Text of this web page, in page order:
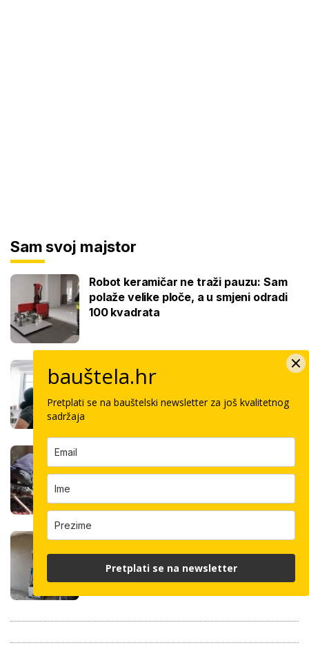
Sam svoj majstor
Robot keramičar ne traži pauzu: Sam
polaže velike ploče, a u smjeni odradi
100 kvadrata
Ovo je cijena kvadrata krečenja,
znamo i jeste li napravili dobro ako ste
čekali ljeto za ovaj posao
opcije, razlika je velika, evo koja je
Robotski stroj za žbukanje: Za 8 sati
odradi i do 400 kvadrata, a prate ga
samo dva bauštelca
bauštela.hr
Pretplati se na bauštelski newsletter za još kvalitetnog
sadržaja
Pretplati se na newsletter